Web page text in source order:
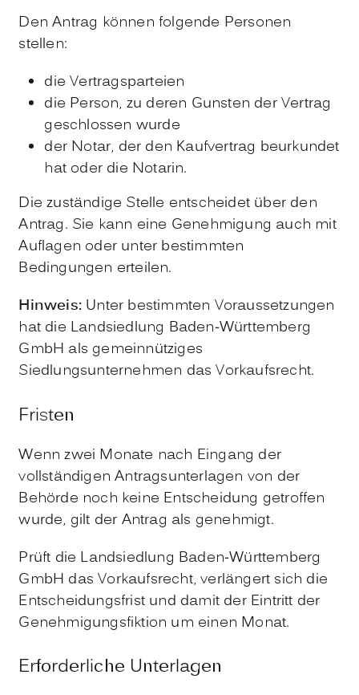
Den Antrag können folgende Personen
stellen:
die Vertragsparteien
die Person, zu deren Gunsten der Vertrag
geschlossen wurde
der Notar, der den Kaufvertrag beurkundet
hat oder die Notarin.
Die zuständige Stelle entscheidet über den
Antrag. Sie kann eine Genehmigung auch mit
Auflagen oder unter bestimmten
Bedingungen erteilen.
Hinweis: Unter bestimmten Voraussetzungen
hat die Landsiedlung Baden-Württemberg
GmbH als gemeinnütziges
Siedlungsunternehmen das Vorkaufsrecht.
Fristen
Wenn zwei Monate nach Eingang der
vollständigen Antragsunterlagen von der
Behörde noch keine Entscheidung getroffen
wurde, gilt der Antrag als genehmigt.
Prüft die Landsiedlung Baden-Württemberg
GmbH das Vorkaufsrecht, verlängert sich die
Entscheidungsfrist und damit der Eintritt der
Genehmigungsfiktion um einen Monat.
Erforderliche Unterlagen